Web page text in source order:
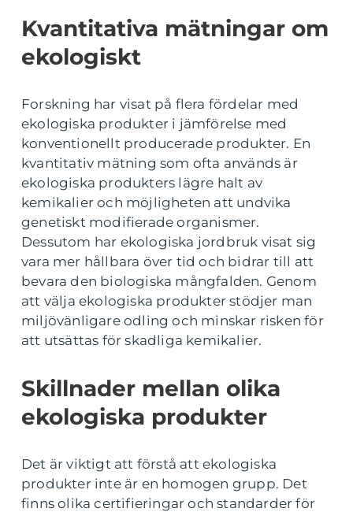
Kvantitativa mätningar om
ekologiskt
Forskning har visat på flera fördelar med
ekologiska produkter i jämförelse med
konventionellt producerade produkter. En
kvantitativ mätning som ofta används är
ekologiska produkters lägre halt av
kemikalier och möjligheten att undvika
genetiskt modifierade organismer.
Dessutom har ekologiska jordbruk visat sig
vara mer hållbara över tid och bidrar till att
bevara den biologiska mångfalden. Genom
att välja ekologiska produkter stödjer man
miljövänligare odling och minskar risken för
att utsättas för skadliga kemikalier.
Skillnader mellan olika
ekologiska produkter
Det är viktigt att förstå att ekologiska
produkter inte är en homogen grupp. Det
finns olika certifieringar och standarder för